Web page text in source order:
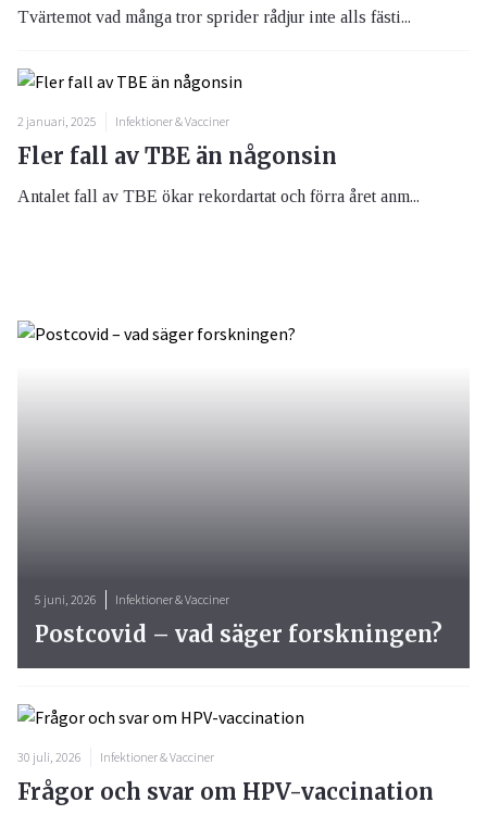
Tvärtemot vad många tror sprider rådjur inte alls fästi...
2 januari, 2025 Infektioner & Vacciner
Fler fall av TBE än någonsin
Antalet fall av TBE ökar rekordartat och förra året anm...
30 juli, 2026 Infektioner & Vacciner
Frågor och svar om HPV-vaccination
5 juni, 2026 Infektioner & Vacciner
Postcovid – vad säger forskningen?